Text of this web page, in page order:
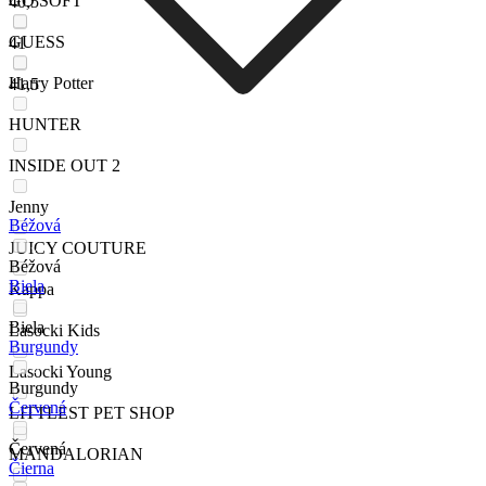
41
41,5
GUESS
Harry Potter
HUNTER
INSIDE OUT 2
Jenny
JUICY COUTURE
Kappa
Lasocki Kids
Lasocki Young
LITTLEST PET SHOP
MANDALORIAN
Béžová
Béžová
Biela
Biela
Burgundy
Burgundy
Červená
Červená
Čierna